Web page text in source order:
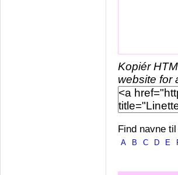
Kopiér
website for
Find navne
A B C D E